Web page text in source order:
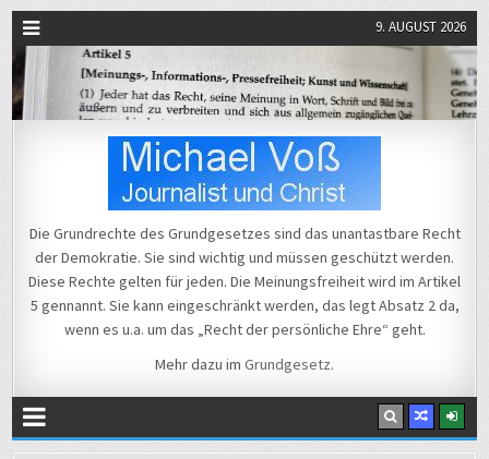
9. AUGUST 2026
Michael Voß
Die Grundrechte des Grundgesetzes sind das unantastbare Recht
der Demokratie. Sie sind wichtig und müssen geschützt werden.
Diese Rechte gelten für jeden. Die Meinungsfreiheit wird im Artikel
5 gennannt. Sie kann eingeschränkt werden, das legt Absatz 2 da,
wenn es u.a. um das „Recht der persönliche Ehre“ geht.
Mehr dazu im Grundgesetz.